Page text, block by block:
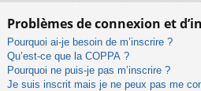
s
Problèmes de connexion et
Pourquoi ai-je besoin de m’inscrire ?
Qu’est-ce que la COPPA ?
Pourquoi ne puis-je pas m’inscrire ?
Je suis inscrit mais je ne peux pas me